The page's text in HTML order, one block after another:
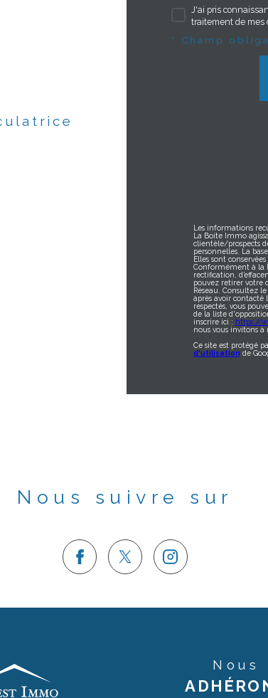
J'ai pris
traitement de mes
* Champ
Les informations
La Boite Immo
clientèle/prospects
personnelles. La
Elles sont
Conformément à la
rectification,
pouvez retirer votre
Réseau. Consultez
après avoir contacté
respectés, vous
de la liste
inscrire ici : https://
nous vous invitons à
Ce site est protégé
d'utilisation de
Nous suivre sur
Nous